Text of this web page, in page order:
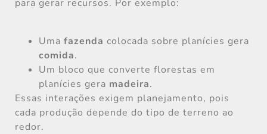
para gerar recursos. Por exemplo:
Uma fazenda colocada sobre planícies gera
comida.
Um bloco que converte florestas em
planícies gera madeira.
Essas interações exigem planejamento, pois
cada produção depende do tipo de terreno ao
redor.